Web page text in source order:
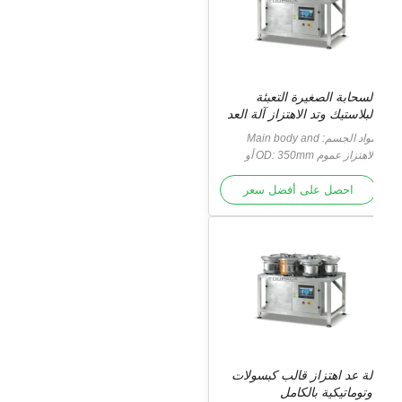
الصغيرة التعبئة
وتد الاهتزاز آلة العد
الجسم:Main body and
contact surface is
الرئيسي وسطح التلامس هو
SUS304.
الاهتزاز عموم OD: 350mm أو
متطلبات الزبون
احصل على أفضل سعر
عد اهتزاز قالب كبسولات
بالكامل